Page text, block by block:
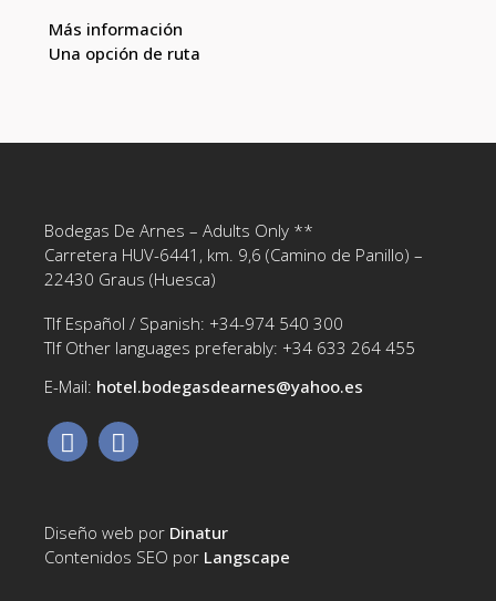
Más información
Una opción de ruta
Bodegas De Arnes – Adults Only **
Carretera HUV-6441, km. 9,6 (Camino de Panillo) –
22430 Graus (Huesca)
Tlf Español / Spanish: +34-974 540 300
Tlf Other languages preferably: +34 633 264 455
E-Mail: hotel.bodegasdearnes@yahoo.es‎
Diseño web por Dinatur
Contenidos SEO por Langscape